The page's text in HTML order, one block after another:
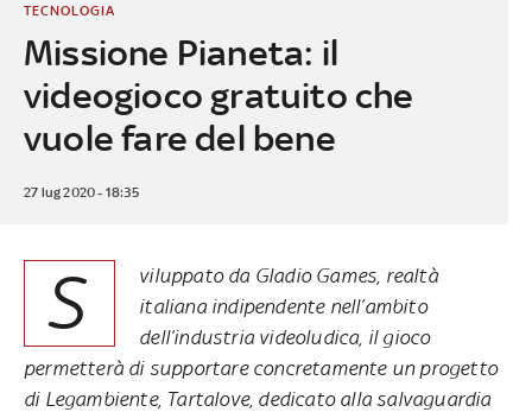
Missione Pianeta: il
videogioco gratuito che
vuole fare del bene
TECNOLOGIA
27 lug 2020 - 18:35
S
viluppato da Gladio Games, realtà
italiana indipendente nell’ambito
dell’industria videoludica, il gioco
permetterà di supportare concretamente un progetto
di Legambiente, Tartalove, dedicato alla salvaguardia